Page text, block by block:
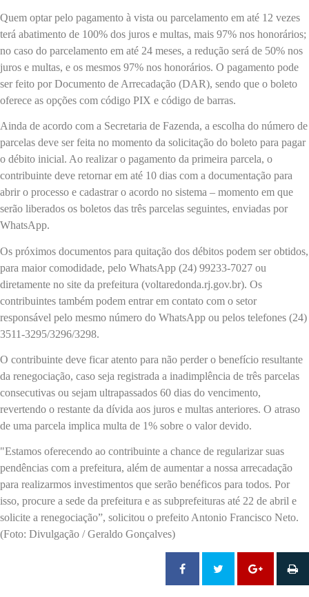
Quem optar pelo pagamento à vista ou parcelamento em até 12 vezes
terá abatimento de 100% dos juros e multas, mais 97% nos honorários;
no caso do parcelamento em até 24 meses, a redução será de 50% nos
juros e multas, e os mesmos 97% nos honorários. O pagamento pode
ser feito por Documento de Arrecadação (DAR), sendo que o boleto
oferece as opções com código PIX e código de barras.
Ainda de acordo com a Secretaria de Fazenda, a escolha do número de
parcelas deve ser feita no momento da solicitação do boleto para pagar
o débito inicial. Ao realizar o pagamento da primeira parcela, o
contribuinte deve retornar em até 10 dias com a documentação para
abrir o processo e cadastrar o acordo no sistema – momento em que
serão liberados os boletos das três parcelas seguintes, enviadas por
WhatsApp.
Os próximos documentos para quitação dos débitos podem ser obtidos,
para maior comodidade, pelo WhatsApp (24) 99233-7027 ou
diretamente no site da prefeitura (voltaredonda.rj.gov.br). Os
contribuintes também podem entrar em contato com o setor
responsável pelo mesmo número do WhatsApp ou pelos telefones (24)
3511-3295/3296/3298.
O contribuinte deve ficar atento para não perder o benefício resultante
da renegociação, caso seja registrada a inadimplência de três parcelas
consecutivas ou sejam ultrapassados 60 dias do vencimento,
revertendo o restante da dívida aos juros e multas anteriores. O atraso
de uma parcela implica multa de 1% sobre o valor devido.
"Estamos oferecendo ao contribuinte a chance de regularizar suas
pendências com a prefeitura, além de aumentar a nossa arrecadação
para realizarmos investimentos que serão benéficos para todos. Por
isso, procure a sede da prefeitura e as subprefeituras até 22 de abril e
solicite a renegociação”, solicitou o prefeito Antonio Francisco Neto.
(Foto: Divulgação / Geraldo Gonçalves)